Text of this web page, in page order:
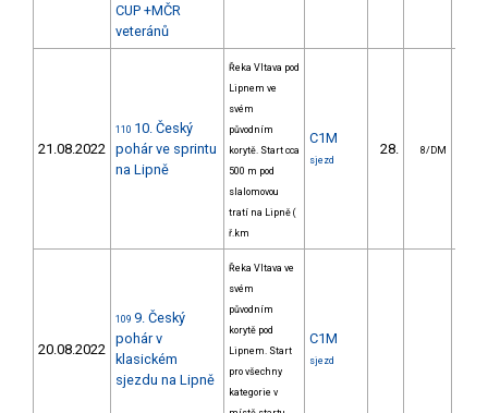
CUP +MČR
veteránů
21.08.2022
110 10. Český
pohár ve sprintu
na Lipně
Řeka Vltava pod
Lipnem ve
svém
původním
korytě. Start cca
500 m pod
slalomovou
tratí na Lipně (
ř.km
C1M
sjezd
28. 8/DM
20.08.2022
109 9. Český
pohár v
klasickém
sjezdu na Lipně
Řeka Vltava ve
svém
původním
korytě pod
Lipnem. Start
pro všechny
kategorie v
C1M
sjezd